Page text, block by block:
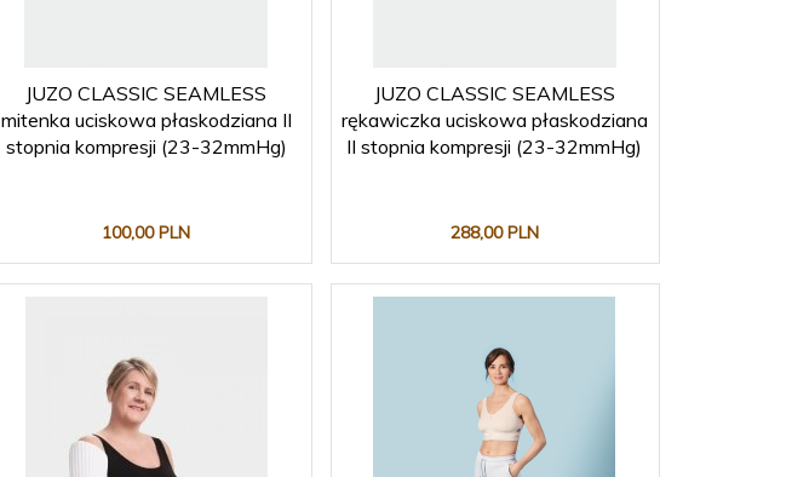
JUZO CLASSIC SEAMLESS
mitenka uciskowa płaskodziana II
stopnia kompresji (23-32mmHg)
100,00 PLN
JUZO CLASSIC SEAMLESS
rękawiczka uciskowa płaskodziana
II stopnia kompresji (23-32mmHg)
288,00 PLN